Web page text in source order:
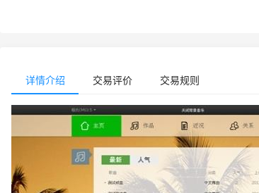
详情介绍 交易评价 交易规则